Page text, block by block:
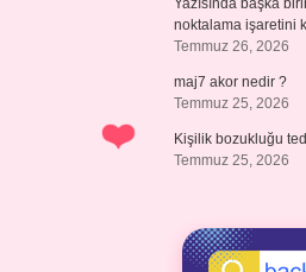
Yazısında başka
noktalama işaretini
Temmuz 26, 2026
maj7 akor nedir ?
Temmuz 25, 2026
Kişilik bozukluğu
Temmuz 25, 2026